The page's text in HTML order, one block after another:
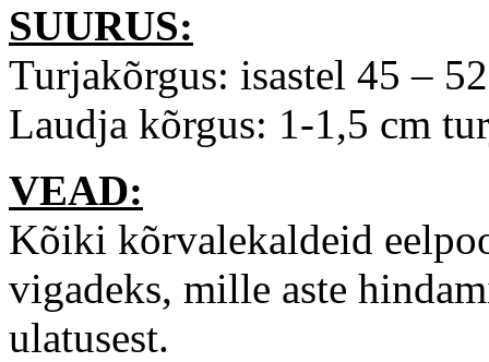
SUURUS:
Turjakõrgus: isastel 45 –
Laudja kõrgus: 1-1,5 cm
VEAD:
Kõiki kõrvalekaldeid
vigadeks, mille aste
ulatusest.